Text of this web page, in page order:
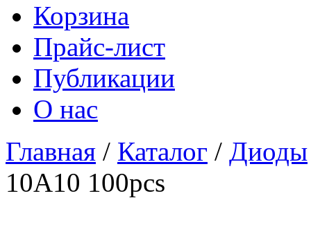
Корзина
Прайс-лист
Публикации
О нас
Главная / Каталог / Диоды
10A10 100pcs